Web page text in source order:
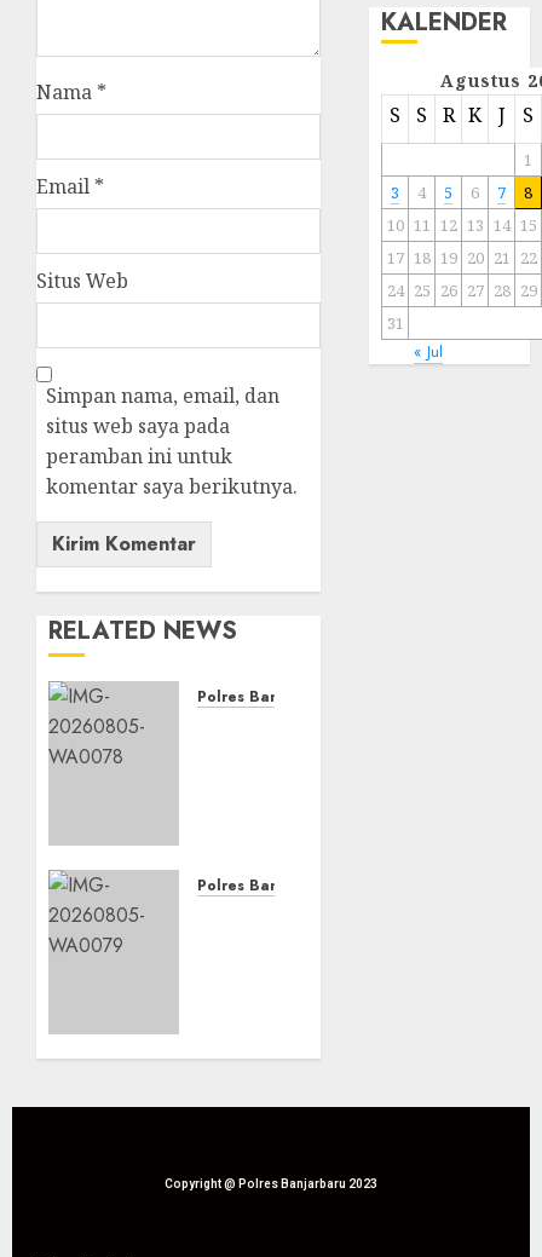
Nama *
Email *
Situs Web
Simpan nama, email, dan
situs web saya pada
peramban ini untuk
komentar saya berikutnya.
RELATED NEWS
Polres Banjarbaru
Anggang
Polres Banjarbaru
Pipil
Pertanian
KALENDER
Agustus
S S R K J S
1
3
4 5 6 7
8
10 11 12 13 14 15
17 18 19 20 21 22
24 25 26 27 28 29
31
« Jul
Copyright @ Polres Banjarbaru 2023